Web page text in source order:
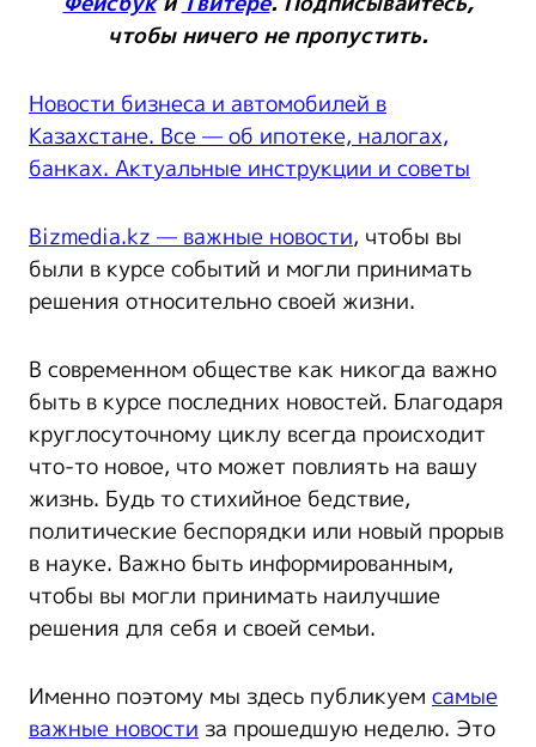
чтобы ничего непропустить.
Новости бизнеса и автомобилей в
Казахстане. Все — об ипотеке, налогах,
банках. Актуальные инструкции и советы
Bizmedia.kz — важные новости, чтобы вы
были в курсе событий и могли принимать
решения относительно своей жизни.
В современном обществе как никогда важно
быть в курсе последних новостей. Благодаря
круглосуточному циклу всегда происходит
что-то новое, что может повлиять на вашу
жизнь. Будь то стихийное бедствие,
политические беспорядки или новый прорыв
в науке. Важно быть информированным,
чтобы вы могли принимать наилучшие
решения для себя и своей семьи.
Именно поэтому мы здесь публикуем самые
важные новости за прошедшую неделю. Это